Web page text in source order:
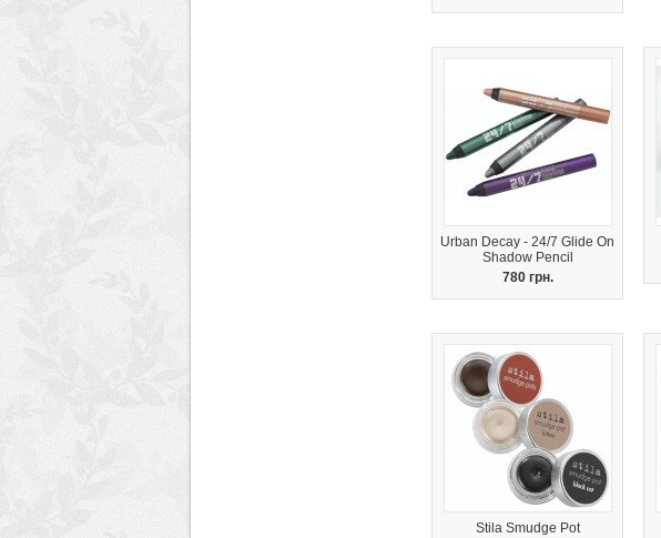
Urban Decay - 24/7 Glide On
Shadow Pencil
780 грн.
Stila Smudge Pot